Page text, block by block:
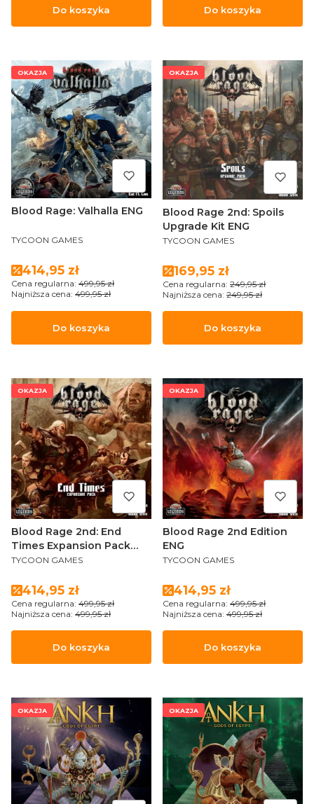
Do koszyka Do koszyka
OKAZJA
Blood Rage: Valhalla ENG
PRODUCENT
TYCOON GAMES
Cena promocyjna
414,95 zł
Cena regularna: 499,95 zł
Najniższa cena: 499,95 zł
Do koszyka
OKAZJA
Blood Rage 2nd: Spoils
Upgrade Kit ENG
PRODUCENT
TYCOON GAMES
Cena promocyjna
169,95 zł
Cena regularna: 249,95 zł
Najniższa cena: 249,95 zł
Do koszyka
OKAZJA
Blood Rage 2nd: End
Times Expansion Pack
ENG
PRODUCENT
TYCOON GAMES
Cena promocyjna
414,95 zł
Cena regularna: 499,95 zł
Najniższa cena: 499,95 zł
Do koszyka
OKAZJA
Blood Rage 2nd Edition
ENG
PRODUCENT
TYCOON GAMES
Cena promocyjna
414,95 zł
Cena regularna: 499,95 zł
Najniższa cena: 499,95 zł
Do koszyka
OKAZJA OKAZJA